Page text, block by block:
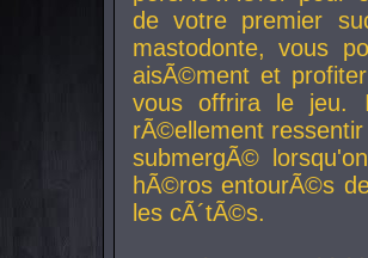
de votre premier
mastodonte, vous
aisÃ©ment et
vous offrira le jeu.
rÃ©ellement
submergÃ©
hÃ©ros entourÃ©s
les cÃ´tÃ©s.